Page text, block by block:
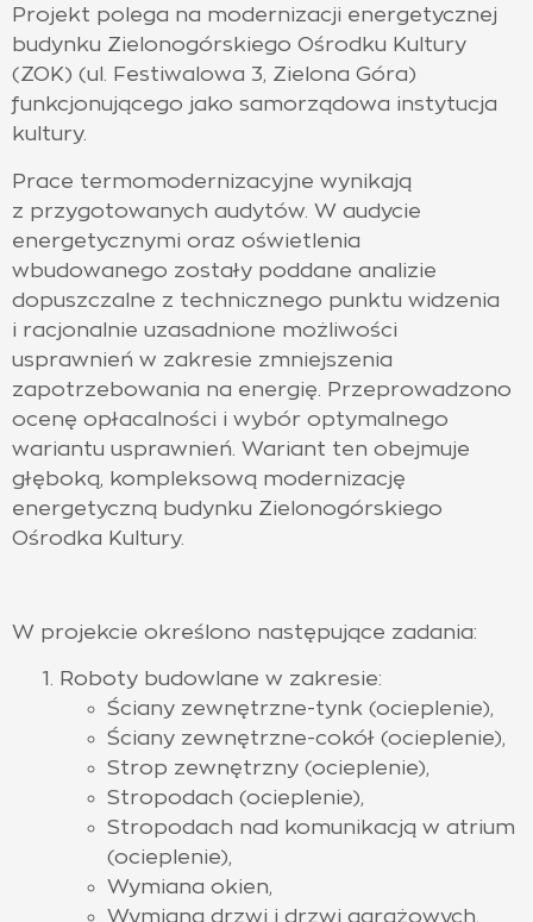
Projekt polega na modernizacji energetycznej
budynku Zielonogórskiego Ośrodku Kultury
(ZOK) (ul. Festiwalowa 3, Zielona Góra)
funkcjonującego jako samorządowa instytucja
kultury.
Prace termomodernizacyjne wynikają
z przygotowanych audytów. W audycie
energetycznymi oraz oświetlenia
wbudowanego zostały poddane analizie
dopuszczalne z technicznego punktu widzenia
i racjonalnie uzasadnione możliwości
usprawnień w zakresie zmniejszenia
zapotrzebowania na energię. Przeprowadzono
ocenę opłacalności i wybór optymalnego
wariantu usprawnień. Wariant ten obejmuje
głęboką, kompleksową modernizację
energetyczną budynku Zielonogórskiego
Ośrodka Kultury.
W projekcie określono następujące zadania:
Roboty budowlane w zakresie:
Ściany zewnętrzne-tynk (ocieplenie),
Ściany zewnętrzne-cokół (ocieplenie),
Strop zewnętrzny (ocieplenie),
Stropodach (ocieplenie),
Stropodach nad komunikacją w atrium
(ocieplenie),
Wymiana okien,
Wymiana drzwi i drzwi garażowych,